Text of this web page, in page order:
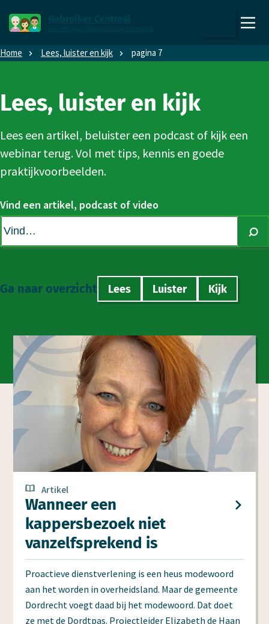
naar
de
Home Lees, luister en kijk pagina 7
Lees, luister en kijk
Lees een artikel, beluister een podcast of kijk een
webinar terug. Vol met tips, kennis en goede
praktijkvoorbeelden.
Vind een artikel, podcast of video
Ga naar overzicht Lees Luister Kijk
Wanneer een
kappersbezoek niet
vanzelf­sprekend is
Artikel
Proactieve dienstverlening is een heus modewoord
aan het worden in overheidsland. Maar de gemeente
Dordrecht voegt daad bij het modewoord. Dat doet
ze met de Dordtpas. Projectleider Elizabeth de Haan